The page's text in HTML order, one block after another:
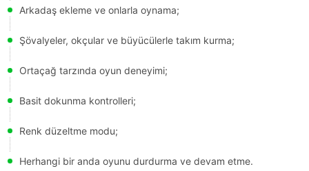
Arkadaş ekleme ve onlarla oynama;
Şövalyeler, okçular ve büyücülerle takım kurma;
Ortaçağ tarzında oyun deneyimi;
Basit dokunma kontrolleri;
Renk düzeltme modu;
Herhangi bir anda oyunu durdurma ve devam etme.